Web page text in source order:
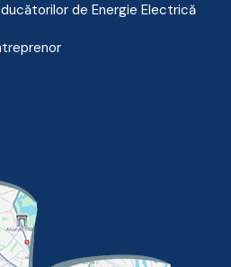
de Energie Electrică